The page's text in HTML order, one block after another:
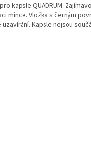
kapsle QUADRUM.
mince. Vložka s černým
Kapsle nejsou